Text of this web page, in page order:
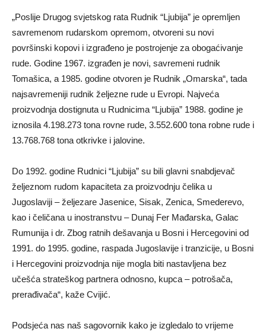
„Poslije Drugog svjetskog rata Rudnik “Ljubija” je opremlјen
savremenom rudarskom opremom, otvoreni su novi
površinski kopovi i izgrađeno je postrojenje za obogaćivanje
rude. Godine 1967. izgrađen je novi, savremeni rudnik
Tomašica, a 1985. godine otvoren je Rudnik „Omarska“, tada
najsavremeniji rudnik želјezne rude u Evropi. Najveća
proizvodnja dostignuta u Rudnicima “Ljubija” 1988. godine je
iznosila 4.198.273 tona rovne rude, 3.552.600 tona robne rude i
13.768.768 tona otkrivke i jalovine.
Do 1992. godine Rudnici “Ljubija” su bili glavni snabdjevač
želјeznom rudom kapaciteta za proizvodnju čelika u
Jugoslaviji – želјezare Jasenice, Sisak, Zenica, Smederevo,
kao i čeličana u inostranstvu – Dunaj Fer Mađarska, Galac
Rumunija i dr. Zbog ratnih dešavanja u Bosni i Hercegovini od
1991. do 1995. godine, raspada Jugoslavije i tranzicije, u Bosni
i Hercegovini proizvodnja nije mogla biti nastavlјena bez
učešća strateškog partnera odnosno, kupca – potrošača,
prerađivača“, kaže Cvijić.
Podsjeća nas naš sagovornik kako je izgledalo to vrijeme